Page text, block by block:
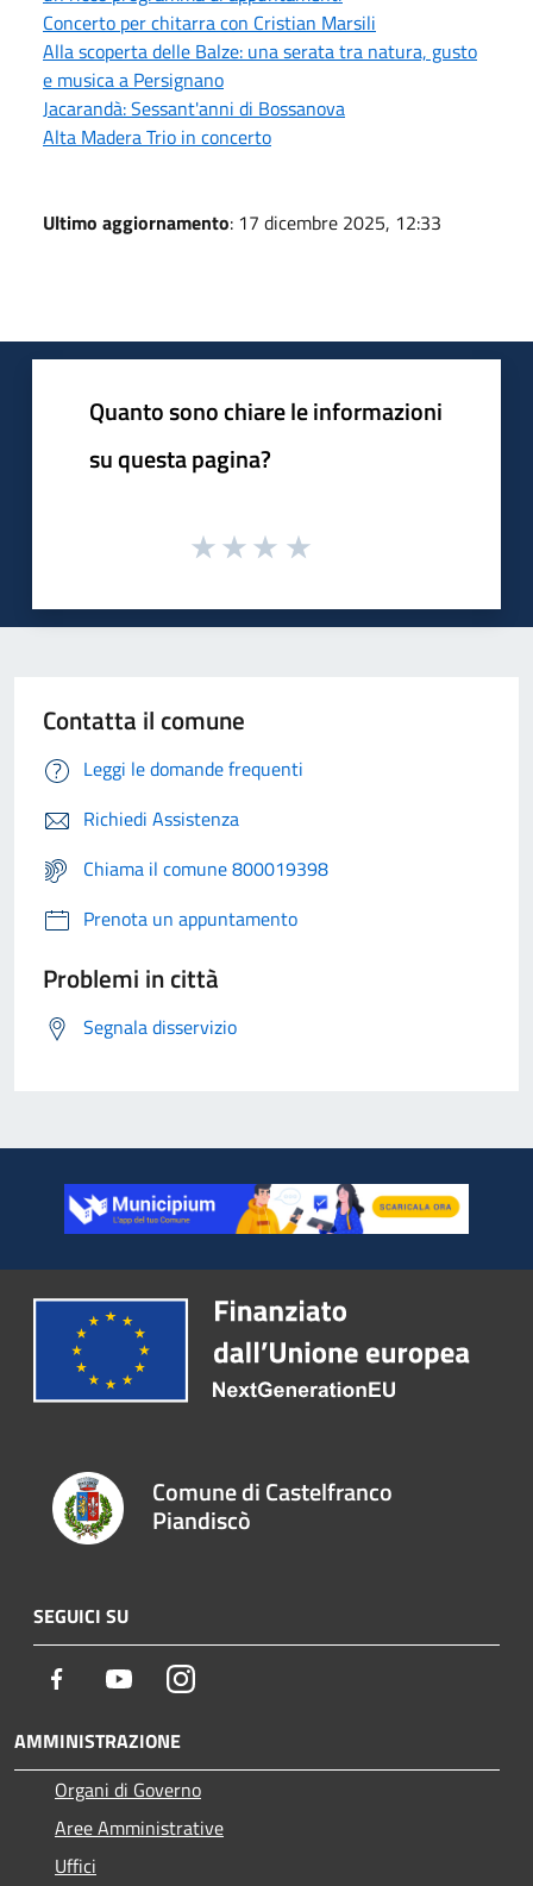
Concerto per chitarra con Cristian Marsili
Alla scoperta delle Balze: una serata tra natura, gusto
e musica a Persignano
Jacarandà: Sessant'anni di Bossanova
Alta Madera Trio in concerto
Ultimo aggiornamento: 17 dicembre 2025, 12:33
Quanto sono chiare le informazioni
su questa pagina?
Contatta il comune
Leggi le domande frequenti
Richiedi Assistenza
Chiama il comune 800019398
Prenota un appuntamento
Problemi in città
Segnala disservizio
Comune di Castelfranco
Piandiscò
SEGUICI SU
Facebook YoutubeInstagram
AMMINISTRAZIONE
Organi di Governo
Aree Amministrative
Uffici